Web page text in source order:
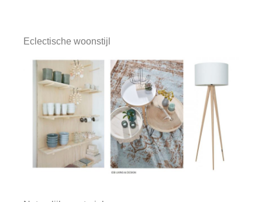
Eclectische woonstijl